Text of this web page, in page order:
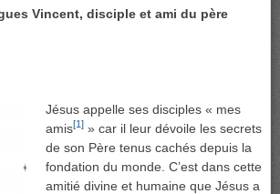
Vincent, disciple et ami du père
Jésus appelle ses disciples « mes
amis[1] » car il leur dévoile les secrets
de son Père tenus cachés depuis la
fondation du monde. C’est dans cette
amitié divine et humaine que Jésus a